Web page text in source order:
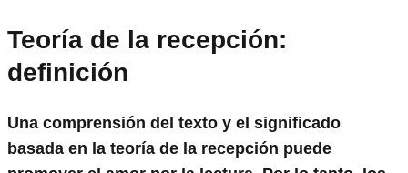
Teoría de la recepción:
definición
Una comprensión del texto y el significado
basada en la teoría de la recepción puede